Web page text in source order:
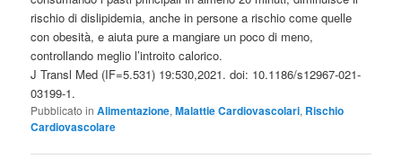
rischio di dislipidemia, anche in persone a rischio come quelle
con obesità, e aiuta pure a mangiare un poco di meno,
controllando meglio l’introito calorico.
J Transl Med (IF=5.531) 19:530,2021. doi: 10.1186/s12967-021-
03199-1.
Pubblicato in Alimentazione,Malattie Cardiovascolari, Rischio
Cardiovascolare